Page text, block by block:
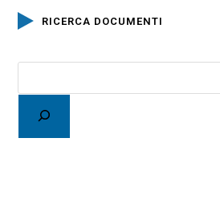
RICERCA DOCUMENTI